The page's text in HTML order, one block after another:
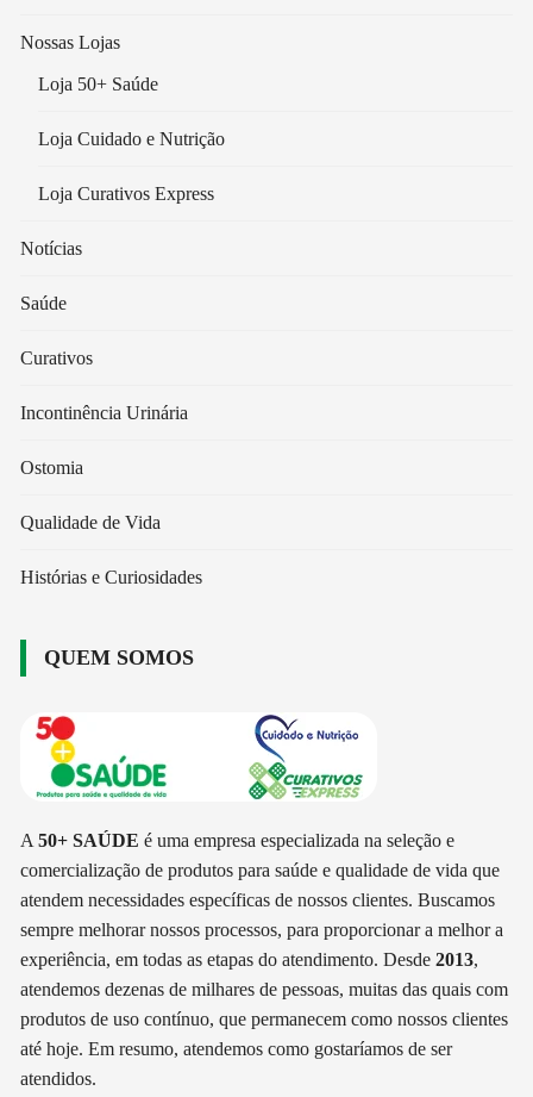
Nossas Lojas
Loja 50+ Saúde
Loja Cuidado e Nutrição
Loja Curativos Express
Notícias
Saúde
Curativos
Incontinência Urinária
Ostomia
Qualidade de Vida
Histórias e Curiosidades
QUEM SOMOS
A50+ SAÚDE é uma empresa especializada na seleção e
comercialização de produtos para saúde e qualidade de vida que
atendem necessidades específicas de nossos clientes. Buscamos
sempre melhorar nossos processos, para proporcionar a melhor a
experiência, em todas as etapas do atendimento. Desde2013,
atendemos dezenas de milhares de pessoas, muitas das quais com
produtos de uso contínuo, que permanecem como nossos clientes
até hoje. Em resumo, atendemos como gostaríamos de ser
atendidos.